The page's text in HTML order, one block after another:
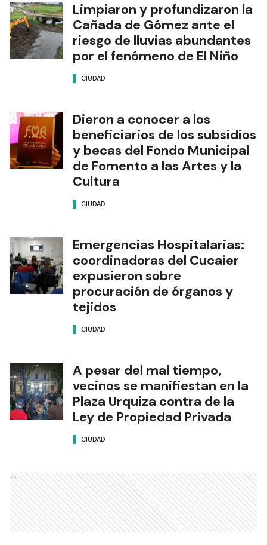
NOTAS RELACIONADAS
Limpiaron y profundizaron la
Cañada de Gómez ante el
riesgo de lluvias abundantes
CIUDAD
Dieron a conocer a los
beneficiarios de los subsidios
y becas del Fondo Municipal
de Fomento a las Artes y la
CIUDAD
Emergencias Hospitalarias:
coordinadoras del Cucaier
expusieron sobre
procuración de órganos y
CIUDAD
A pesar del mal tiempo,
vecinos se manifiestan en la
Plaza Urquiza contra de la
CIUDAD
Ads